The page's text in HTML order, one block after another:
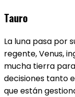
Tauro
La luna pasa por
regente, Venus,
mucha tierra
decisiones tanto
que están